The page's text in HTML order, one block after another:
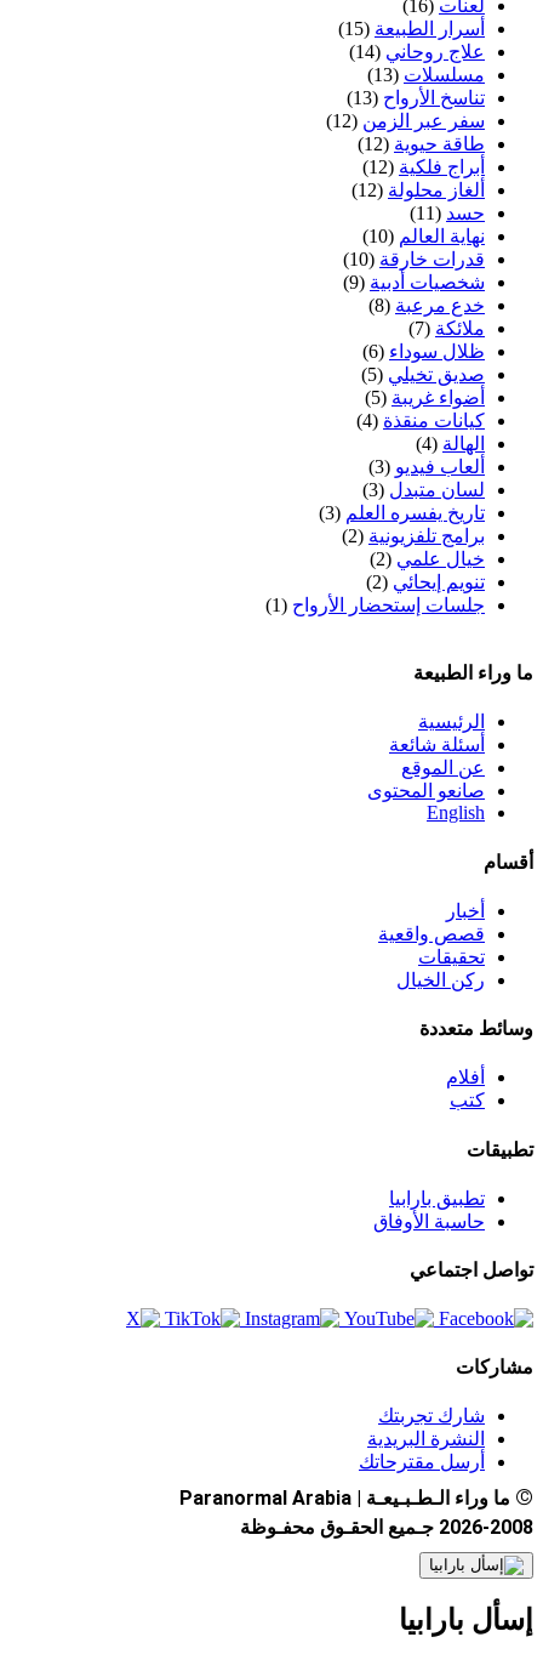
لعنات (16)
أسرار الطبيعة (15)
علاج روحاني (14)
مسلسلات (13)
تناسخ الأرواح (13)
سفر عبر الزمن (12)
طاقة حيوية (12)
أبراج فلكية (12)
ألغاز محلولة (12)
حسد (11)
نهاية العالم (10)
قدرات خارقة (10)
شخصيات أدبية (9)
خدع مرعبة (8)
ملائكة (7)
ظلال سوداء (6)
صديق تخيلي (5)
أضواء غريبة (5)
كيانات منقذة (4)
الهالة (4)
ألعاب فيديو (3)
لسان متبدل (3)
تاريخ يفسره العلم (3)
برامج تلفزيونية (2)
خيال علمي (2)
تنويم إيحائي (2)
جلسات إستحضار الأرواح (1)
ما وراء الطبيعة
الرئيسية
أسئلة شائعة
عن الموقع
صانعو المحتوى
English
أقسام
أخبار
قصص واقعية
تحقيقات
ركن الخيال
وسائط متعددة
أفلام
كتب
تطبيقات
تطبيق بارابيا
حاسبة الأوفاق
تواصل اجتماعي
مشاركات
شارك تجربتك
النشرة البريدية
أرسل مقترحاتك
© ما وراء الـطـبـيعـة | Paranormal Arabia
2026-2008 جـميع الحقـوق محفـوظة
إسأل بارابيا